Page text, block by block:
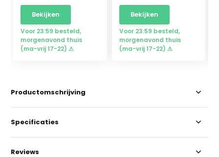
Bekijken
Voor 23:59 besteld,
morgenavond thuis
(ma-vrij 17-22) ⚠
Bekijken
Voor 23:59 besteld,
morgenavond thuis
(ma-vrij 17-22) ⚠
Productomschrijving
Specificaties
Reviews